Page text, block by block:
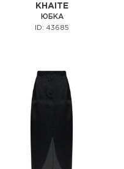
KHAITE
ЮБКА
ID: 43685